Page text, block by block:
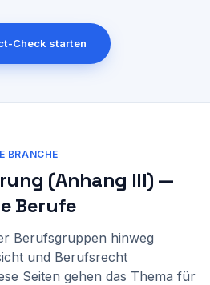
Check starten
BRANCHE
(Anhang III) —
Berufe
Berufsgruppen hinweg
und Berufsrecht
Seiten gehen das Thema für